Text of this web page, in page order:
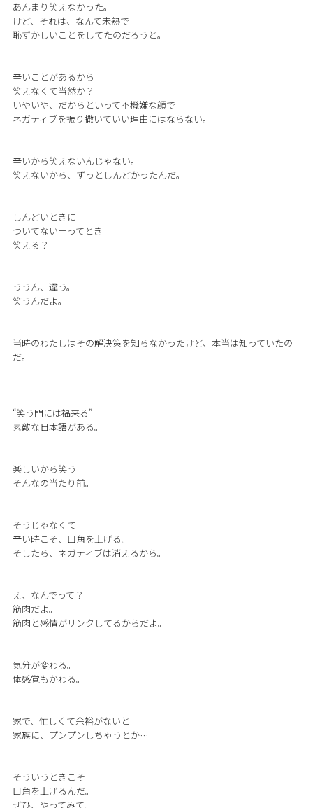
あんまり笑えなかった。
けど、それは、なんて未熟で
恥ずかしいことをしてたのだろうと。
辛いことがあるから
笑えなくて当然か？
いやいや、だからといって不機嫌な顔で
ネガティブを振り撒いていい理由にはならない。
辛いから笑えないんじゃない。
笑えないから、ずっとしんどかったんだ。
しんどいときに
ついてないーってとき
笑える？
ううん、違う。
笑うんだよ。
当時のわたしはその解決策を知らなかったけど、本当は知っていたの
だ。
“笑う門には福来る”
素敵な日本語がある。
楽しいから笑う
そんなの当たり前。
そうじゃなくて
辛い時こそ、口角を上げる。
そしたら、ネガティブは消えるから。
え、なんでって？
筋肉だよ。
筋肉と感情がリンクしてるからだよ。
気分が変わる。
体感覚もかわる。
家で、忙しくて余裕がないと
家族に、プンプンしちゃうとか…
そういうときこそ
口角を上げるんだ。
ぜひ、やってみて。